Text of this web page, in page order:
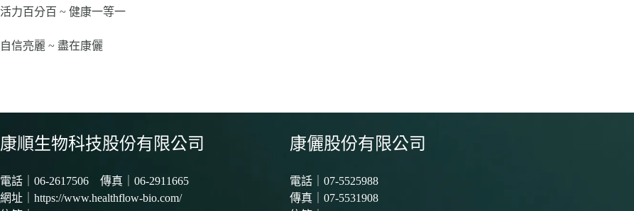
活力百分百 ~ 健康一等一
自信亮麗 ~ 盡在康儷
康順生物科技股份有限公司
電話｜ 06-2617506 傳真｜06-2911665
網址｜ https://www.healthflow-bio.com/
康儷股份有限公司
電話｜07-5525988
傳真｜07-5531908